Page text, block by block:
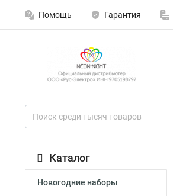
Помощь Гарантия
Каталог
Новогодние наборы